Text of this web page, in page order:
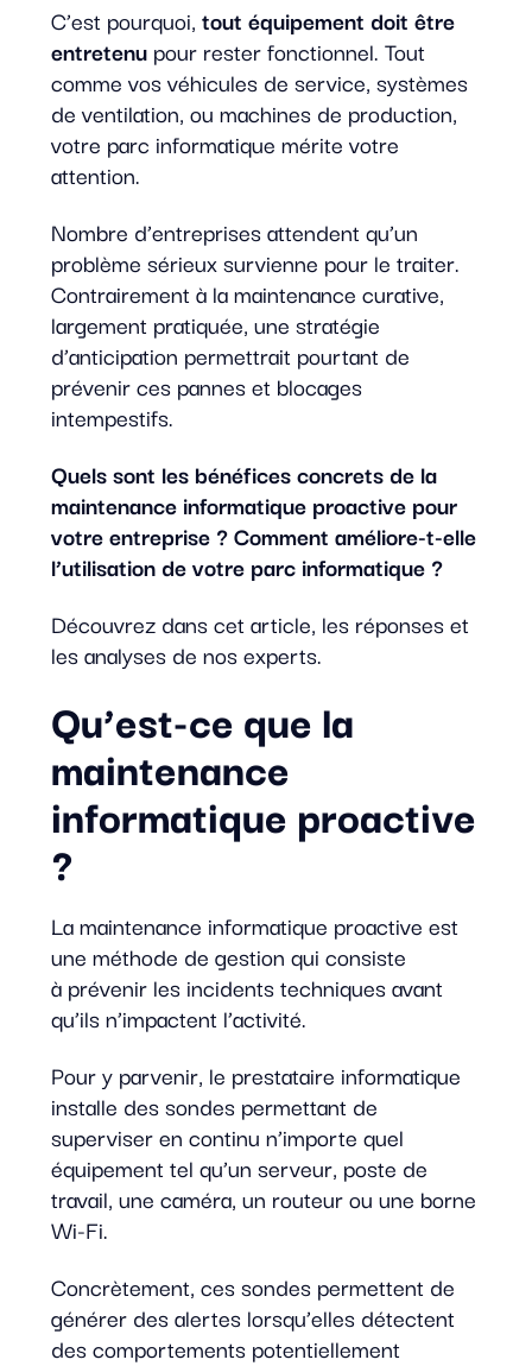
C’est pourquoi, tout équipement doit être
entretenupour rester fonctionnel. Tout
comme vos véhicules de service, systèmes
de ventilation, ou machines de production,
votre parc informatique mérite votre
attention.
Nombre d’entreprises attendent qu’un
problème sérieux survienne pour le traiter.
Contrairement à la maintenance curative,
largement pratiquée, une stratégie
d’anticipation permettrait pourtant de
prévenir ces pannes et blocages
intempestifs.
Quels sont les bénéfices concrets de la
maintenance informatique proactive pour
votre entreprise ? Comment améliore-t-elle
l’utilisation de votre parc informatique ?
Découvrez dans cet article, les réponses et
les analyses de nos experts.
Qu’est-ce que la
maintenance
informatique proactive
?
La maintenance informatique proactive est
une méthode de gestion qui consiste
à prévenir les incidents techniques avant
qu’ils n’impactent l’activité.
Pour y parvenir, le prestataire informatique
installe des sondes permettant de
superviser en continu n’importe quel
équipement tel qu’un serveur, poste de
travail, une caméra, un routeur ou une borne
Wi-Fi.
Concrètement, ces sondes permettent de
générer des alertes lorsqu’elles détectent
des comportements potentiellement